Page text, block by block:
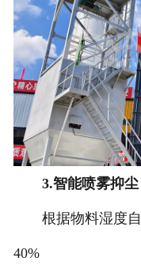
3.智能喷雾抑尘
根据物料湿度自
40%